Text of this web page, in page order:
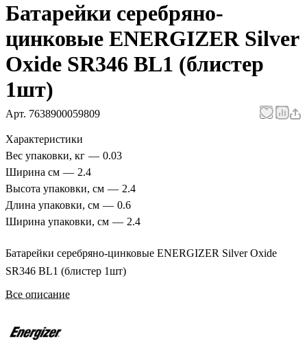
Батарейки серебряно-
цинковые ENERGIZER Silver
Oxide SR346 BL1 (блистер
1шт)
Арт. 7638900059809
Характеристики
Вес упаковки, кг — 0.03
Ширина см — 2.4
Высота упаковки, см — 2.4
Длина упаковки, см — 0.6
Ширина упаковки, см — 2.4
Батарейки серебряно-цинковые ENERGIZER Silver Oxide
SR346 BL1 (блистер 1шт)
Все описание